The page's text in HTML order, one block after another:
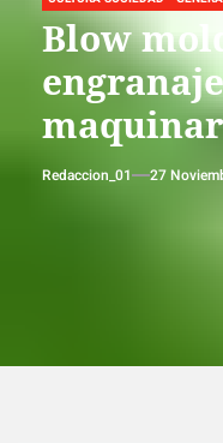
Blow
Redaccion_01 27